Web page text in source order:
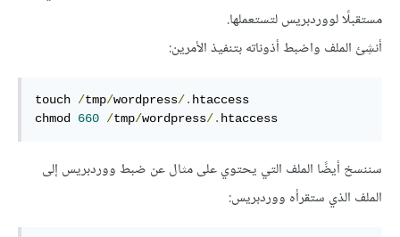
مستقبلًا لووردبريس لتستعملها.
أنشِئ الملف واضبط أذوناته بتنفيذ الأمرين:
touch /tmp/wordpress/. htaccess
chmod 660 /tmp/wordpress/. htaccess
سننسخ أيضًا الملف التي يحتوي على مثال عن ضبط ووردبريس إلى
الملف الذي ستقرأه ووردبريس: